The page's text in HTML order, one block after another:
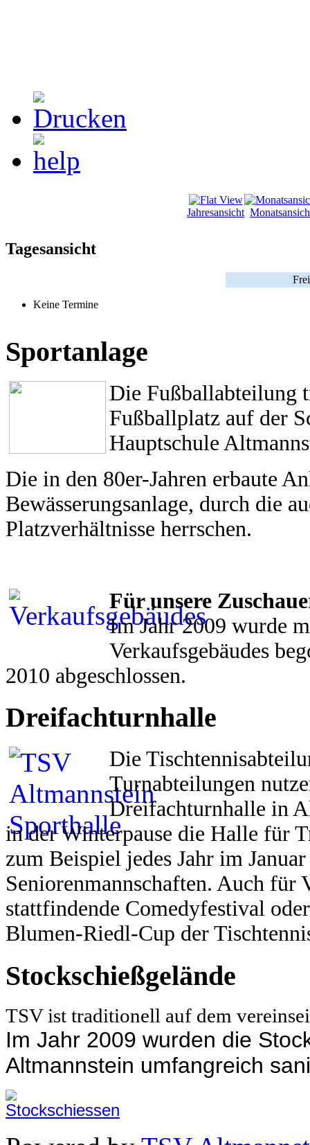
Jahresansicht
Tagesansicht
Keine Termine
Sportanlage
Die Fußballabteilung
Fußballplatz auf der
Hauptschule
Die in den 80er-Jahren erbaute
Bewässerungsanlage, durch die
Platzverhältnisse herrschen.
Für unsere
Im Jahr 2009 wurde
Verkaufsgebäudes
2010 abgeschlossen.
Dreifachturnhalle
Die
Turnabteilungen
Dreifachturnhalle in
in der Winterpause die Halle für
zum Beispiel jedes Jahr im
Seniorenmannschaften. Auch für
stattfindende Comedyfestival
Blumen-Riedl-Cup der
Stockschießgelände
TSV ist traditionell auf dem
Im Jahr 2009 wurden die
Altmannstein umfangreich